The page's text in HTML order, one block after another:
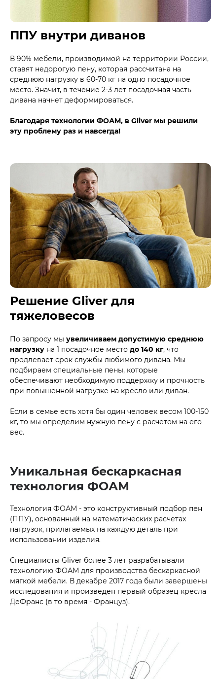
ППУ внутри диванов
В 90% мебели, производимой на территории России,
ставят недорогую пену, которая рассчитана на
среднюю нагрузку в 60-70 кг на одно посадочное
место. Значит, в течение 2-3 лет посадочная часть
дивана начнет деформироваться.
Благодаря технологии ФОАМ, в Gliver мы решили
эту проблему раз и навсегда!
Решение Gliver для
тяжеловесов
По запросу мы увеличиваем допустимую среднюю
нагрузку на 1 посадочное место до 140 кг, что
продлевает срок службы любимого дивана. Мы
подбираем специальные пены, которые
обеспечивают необходимую поддержку и прочность
при повышенной нагрузке на кресло или диван.
Если в семье есть хотя бы один человек весом 100-150
кг, то мы определим нужную пену с расчетом на его
вес.
Уникальная бескаркасная
технология ФОАМ
Технология ФОАМ - это конструктивный подбор пен
(ППУ), основанный на математических расчетах
нагрузок, прилагаемых на каждую деталь при
использовании изделия.
Специалисты Gliver более 3 лет разрабатывали
технологию ФОАМ для производства бескаркасной
мягкой мебели. В декабре 2017 года были завершены
исследования и произведен первый образец кресла
ДеФранс (в то время - Француз).